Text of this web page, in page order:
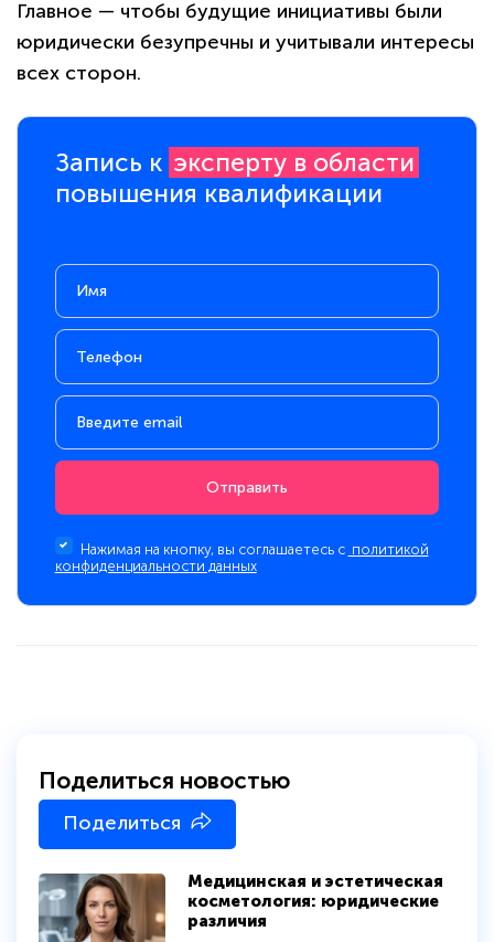
Главное — чтобы будущие инициативы были
юридически безупречны и учитывали интересы
всех сторон.
Запись к эксперту в области
повышения квалификации
Отправить
Нажимая на кнопку, вы соглашаетесь с политикой
конфиденциальности данных
Медицинская и эстетическая
косметология: юридические
различия
Поделиться новостью
Поделиться